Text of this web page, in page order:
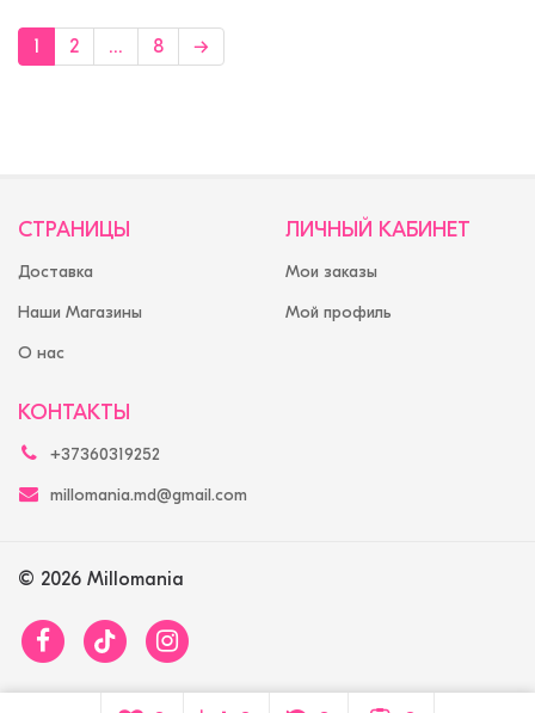
1 2 ... 8 →
СТРАНИЦЫ
Доставка
Наши Магазины
О нас
ЛИЧНЫЙ КАБИНЕТ
Мои заказы
Мой профиль
КОНТАКТЫ
+37360319252
millomania.md@gmail.com
© 2026 Millomania